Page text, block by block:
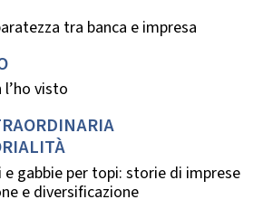
tra banca e impresa
visto
e gabbie per topi: storie di imprese
e diversificazione